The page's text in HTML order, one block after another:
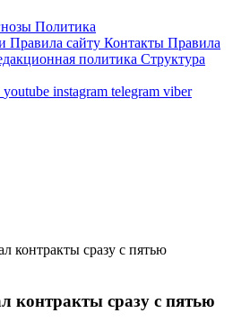
Политика
Правила сайту Контакты Правила
политика Структура
youtube instagram telegram viber
контракты сразу с пятью
контракты сразу с пятью